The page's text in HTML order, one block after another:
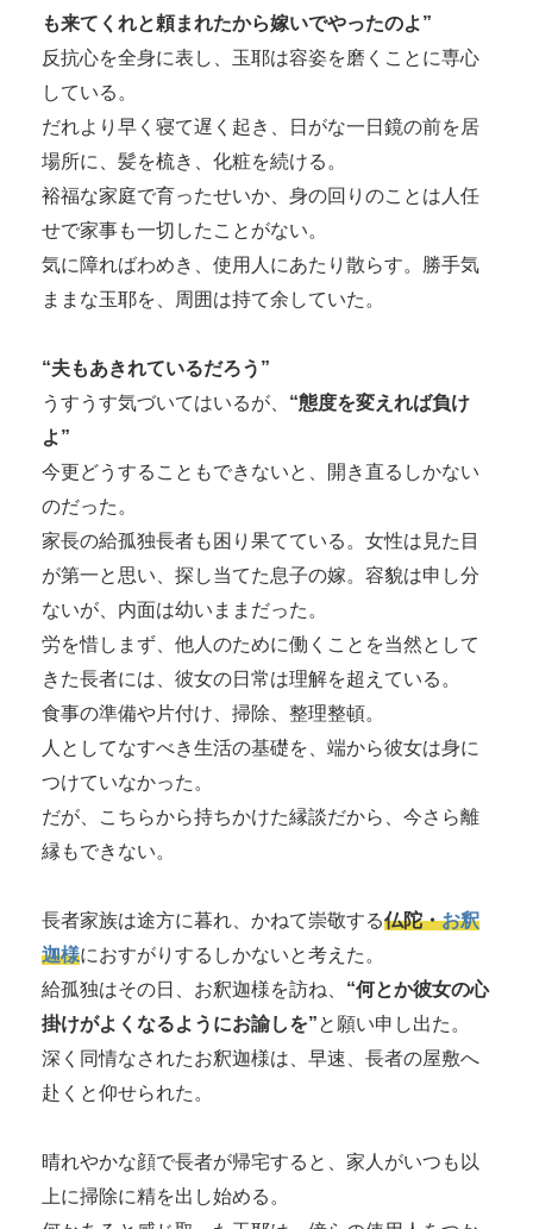
も来てくれと頼まれたから嫁いでやったのよ”
反抗心を全身に表し、玉耶は容姿を磨くことに専心
している。
だれより早く寝て遅く起き、日がな一日鏡の前を居
場所に、髪を梳き、化粧を続ける。
裕福な家庭で育ったせいか、身の回りのことは人任
せで家事も一切したことがない。
気に障ればわめき、使用人にあたり散らす。勝手気
ままな玉耶を、周囲は持て余していた。
“夫もあきれているだろう”
うすうす気づいてはいるが、 “態度を変えれば負け
よ”
今更どうすることもできないと、開き直るしかない
のだった。
家長の給孤独長者も困り果てている。女性は見た目
が第一と思い、探し当てた息子の嫁。容貌は申し分
ないが、内面は幼いままだった。
労を惜しまず、他人のために働くことを当然として
きた長者には、彼女の日常は理解を超えている。
食事の準備や片付け、掃除、整理整頓。
人としてなすべき生活の基礎を、端から彼女は身に
つけていなかった。
だが、こちらから持ちかけた縁談だから、今さら離
縁もできない。
長者家族は途方に暮れ、かねて崇敬する仏陀・お釈
迦様におすがりするしかないと考えた。
給孤独はその日、お釈迦様を訪ね、 “何とか彼女の心
掛けがよくなるようにお諭しを”と願い申し出た。
深く同情なされたお釈迦様は、早速、長者の屋敷へ
赴くと仰せられた。
晴れやかな顔で長者が帰宅すると、家人がいつも以
上に掃除に精を出し始める。